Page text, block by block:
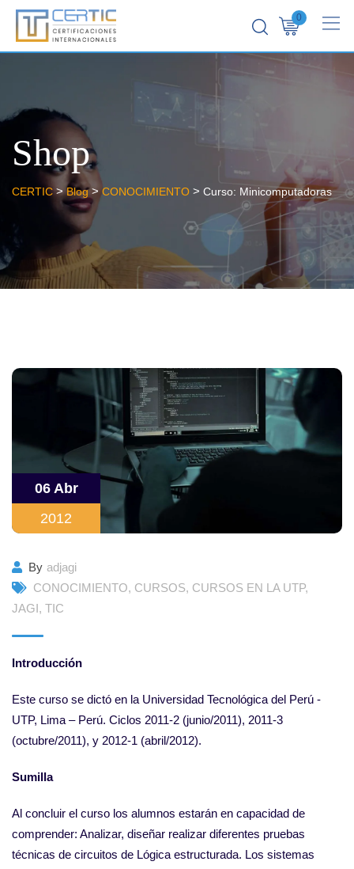
0
Shop
CERTIC>Blog> CONOCIMIENTO > Curso: Minicomputadoras
06 Abr
2012
By adjagi
CONOCIMIENTO, CURSOS, CURSOS EN LA UTP,
JAGI, TIC
Introducción
Este curso se dictó en la Universidad Tecnológica del Perú -
UTP, Lima – Perú. Ciclos 2011-2 (junio/2011), 2011-3
(octubre/2011), y 2012-1 (abril/2012).
Sumilla
Al concluir el curso los alumnos estarán en capacidad de
comprender: Analizar, diseñar realizar diferentes pruebas
técnicas de circuitos de Lógica estructurada. Los sistemas